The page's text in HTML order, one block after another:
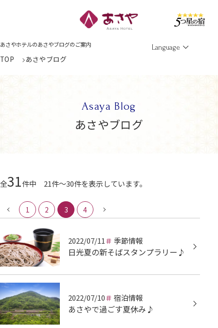
あさやホテルのあさやブログのご案内 Language
TOP あさやブログ
Asaya Blog
あさやブログ
全31件中 21件～30件を表示しています。
1 2 3 4
2022/07/11 季節情報
日光夏の新そばスタンプラリー♪
2022/07/10 宿泊情報
あさやで過ごす夏休み♪